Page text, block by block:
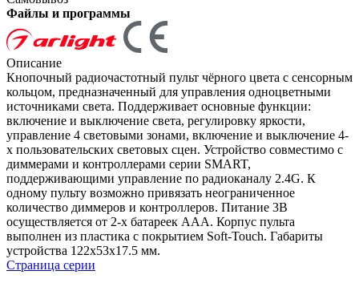
Файлы и программы
Описание
Кнопочный радиочастотный пульт чёрного цвета с сенсорным
кольцом, предназначенный для управления одноцветными
источниками света. Поддерживает основные функции:
включение и выключение света, регулировку яркости,
управление 4 световыми зонами, включение и выключение 4-
х пользовательских световых сцен. Устройство совместимо с
диммерами и контроллерами серии SMART,
поддерживающими управление по радиоканалу 2.4G. К
одному пульту возможно привязать неограниченное
количество диммеров и контроллеров. Питание 3В
осуществляется от 2-х батареек ААА. Корпус пульта
выполнен из пластика с покрытием Soft-Touch. Габариты
устройства 122x53x17.5 мм.
Страница серии